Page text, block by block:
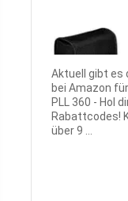
Aktuell gibt es
bei Amazon
PLL 360 - Hol
Rabattcodes!
über 9 ...